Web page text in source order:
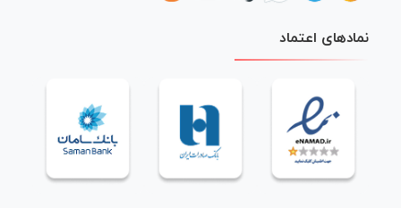
نمادهای اعتماد